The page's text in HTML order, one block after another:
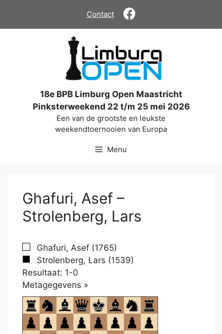
de
Contact
18e BPB Limburg Open Maastricht
Pinksterweekend 22 t/m 25 mei 2026
Een van de grootste en leukste
weekendtoernooien van Europa
Menu
Ghafuri, Asef –
Strolenberg, Lars
Ghafuri, Asef (1765)
Strolenberg, Lars (1539)
Resultaat: 1-0
Metagegevens »
om
te
openen.